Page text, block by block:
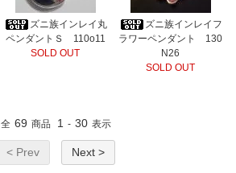
ズニ族インレイ丸
ペンダントＳ 110o11
SOLD OUT
ズニ族インレイフ
ラワーペンダント 130
N26
SOLD OUT
全 69 商品 1 - 30 表示
< Prev Next >